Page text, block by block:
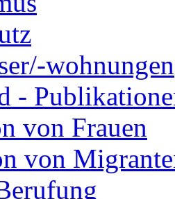
wohnungen
-
von Frauen
von